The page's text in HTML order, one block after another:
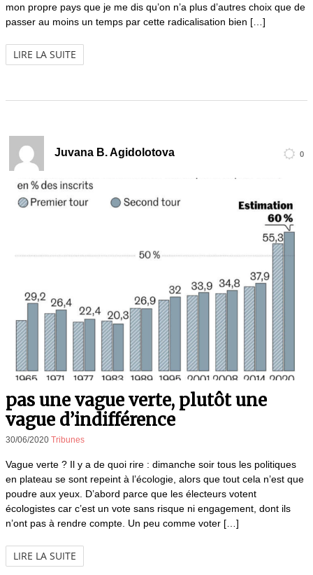
mon propre pays que je me dis qu’on n’a plus d’autres choix que de
passer au moins un temps par cette radicalisation bien […]
LIRE LA SUITE
Juvana B. Agidolotova 0
pas une vague verte, plutôt une
vague d’indifférence
30/06/2020 Tribunes
Vague verte ? Il y a de quoi rire : dimanche soir tous les politiques
en plateau se sont repeint à l’écologie, alors que tout cela n’est que
poudre aux yeux. D’abord parce que les électeurs votent
écologistes car c’est un vote sans risque ni engagement, dont ils
n’ont pas à rendre compte. Un peu comme voter […]
LIRE LA SUITE